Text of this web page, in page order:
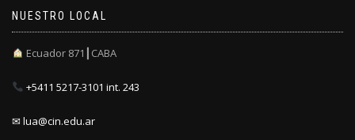
NUESTRO LOCAL
Ecuador 871┃CABA
+5411 5217-3101 int. 243
✉ lua@cin.edu.ar